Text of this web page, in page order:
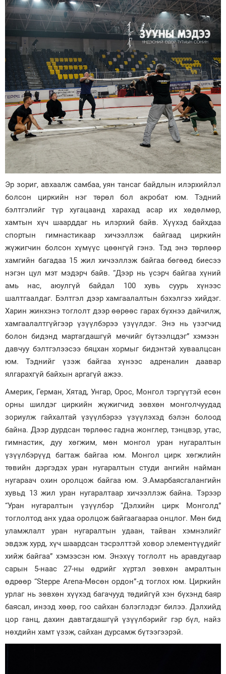
Эр зориг, авхаалж самбаа, уян тансаг байдлын илэрхийлэл
болсон циркийн нэг төрөл бол акробат юм. Тэдний
бэлтгэлийг түр хугацаанд харахад асар их хөдөлмөр,
хамтын хүч шаарддаг нь илэрхий байв. Хүүхэд байхдаа
спортын гимнастикаар хичээллэж байгаад циркийн
жүжигчин болсон хүмүүс цөөнгүй гэнэ. Тэд энэ төрлөөр
хамгийн багадаа 15 жил хичээллэж байгаа бөгөөд биесээ
нэгэн цул мэт мэдэрч байв. “Дээр нь үсэрч байгаа хүний
амь нас, аюулгүй байдал 100 хувь суурь хүнээс
шалтгаалдаг. Бэлтгэл дээр хамгаалалтын бэхэлгээ хийдэг.
Харин жинхэнэ тоглолт дээр өөрөөс гарах бүхнээ дайчилж,
хамгаалалтгүйгээр үзүүлбэрээ үзүүлдэг. Энэ нь үзэгчид
болон бидэнд мартагдашгүй мөчийг бүтээлцдэг” хэмээн
давчуу бэлтгэлээсээ бяцхан хормыг бидэнтэй хуваалцсан
юм. Тэднийг үзэж байгаа хүнээс адреналин даавар
ялгарахгүй байхын аргагүй ажээ.
Америк, Герман, Хятад, Унгар, Орос, Монгол тэргүүтэй есөн
орны шилдэг циркийн жүжигчид зөвхөн монголчуудад
зориулж гайхалтай үзүүлбэрээ үзүүлэхэд бэлэн болоод
байна. Дээр дурдсан төрлөөс гадна жонглер, тэнцвэр, утас,
гимнастик, дуу хөгжим, мөн монгол уран нугаралтын
үзүүлбэрүүд багтаж байгаа юм. Монгол цирк хөгжлийн
төвийн дэргэдэх уран нугаралтын студи ангийн найман
нугараач охин оролцож байгаа юм. Э.Амарбаясгалангийн
хувьд 13 жил уран нугаралтаар хичээллэж байна. Тэрээр
“Уран нугаралтын үзүүлбэр “Дэлхийн цирк Монголд”
тоглолтод анх удаа оролцож байгаагаараа онцлог. Мөн бид
уламжлалт уран нугаралтын удаан, тайван хэмнэлийг
эвдэж хурд, хүч шаардсан тэсрэлттэй ховор элементүүдийг
хийж байгаа” хэмээсэн юм. Энэхүү тоглолт нь аравдугаар
сарын 5-наас 27-ны өдрийг хүртэл зөвхөн амралтын
өдрөөр “Steppe Arena-Мөсөн ордон”-д тоглох юм. Циркийн
урлаг нь зөвхөн хүүхэд багачууд төдийгүй хэн бүхэнд баяр
баясал, инээд хөөр, гоо сайхан бэлэглэдэг билээ. Дэлхийд
цор ганц, дахин давтагдашгүй үзүүлбэрийг гэр бүл, найз
нөхдийн хамт үзэж, сайхан дурсамж бүтээгээрэй.